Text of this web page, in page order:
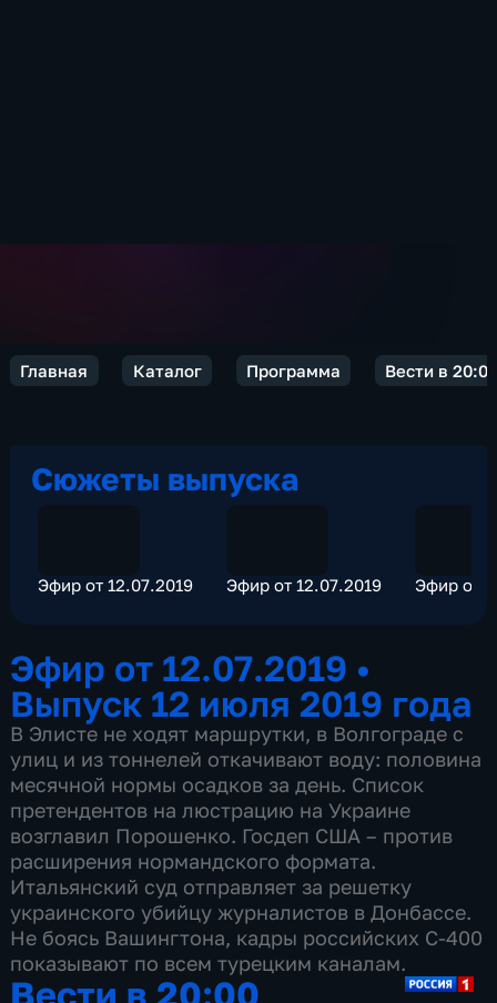
Главная Каталог Программа Вести в 20:00
Сюжеты выпуска
Эфир от 12.07.2019 Эфир от 12.07.2019 Эфир от
Эфир от 12.07.2019 •
Выпуск 12 июля 2019 года
В Элисте не ходят маршрутки, в Волгограде с
улиц и из тоннелей откачивают воду: половина
месячной нормы осадков за день. Список
претендентов на люстрацию на Украине
возглавил Порошенко. Госдеп США – против
расширения нормандского формата.
Итальянский суд отправляет за решетку
украинского убийцу журналистов в Донбассе.
Не боясь Вашингтона, кадры российских С-400
показывают по всем турецким каналам.
Вести в 20:00